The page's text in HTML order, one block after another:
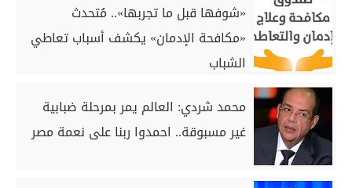
«شوفها قبل ما تجربها».. مُتحدث
«مكافحة الإدمان» يكشف أسباب تعاطي
الشباب
محمد شردي: العالم يمر بمرحلة ضبابية
غير مسبوقة.. احمدوا ربنا على نعمة مصر